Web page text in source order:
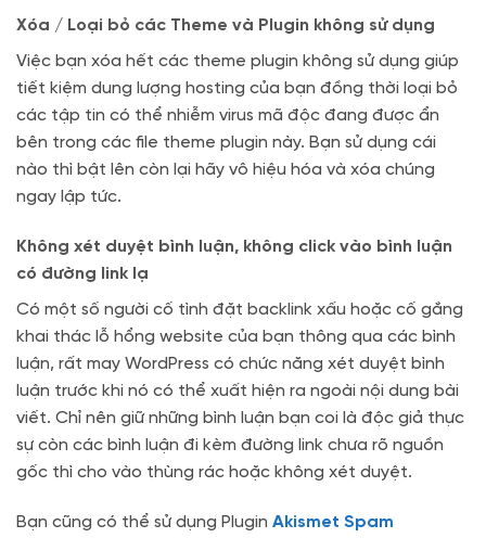
Xóa / Loại bỏ các Theme và Plugin không sử dụng
Việc bạn xóa hết các theme plugin không sử dụng giúp
tiết kiệm dung lượng hosting của bạn đồng thời loại bỏ
các tập tin có thể nhiễm virus mã độc đang được ẩn
bên trong các file theme plugin này. Bạn sử dụng cái
nào thì bật lên còn lại hãy vô hiệu hóa và xóa chúng
ngay lập tức.
Không xét duyệt bình luận, không click vào bình luận
có đường link lạ
Có một số người cố tình đặt backlink xấu hoặc cố gắng
khai thác lỗ hổng website của bạn thông qua các bình
luận, rất may WordPress có chức năng xét duyệt bình
luận trước khi nó có thể xuất hiện ra ngoài nội dung bài
viết. Chỉ nên giữ những bình luận bạn coi là độc giả thực
sự còn các bình luận đi kèm đường link chưa rõ nguồn
gốc thì cho vào thùng rác hoặc không xét duyệt.
Bạn cũng có thể sử dụng Plugin Akismet Spam